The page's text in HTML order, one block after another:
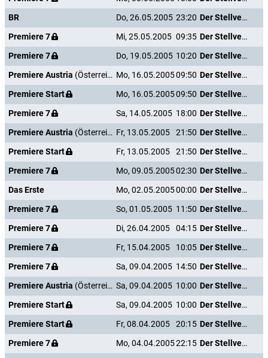
BR
Do, 26.05.2005 23:20
Der Stellvertreter
Premiere 7
Mi, 25.05.2005 09:35
Der Stellvertreter
Premiere 7
Do, 19.05.2005 10:20
Der Stellvertreter
Premiere Austria (Österreich) Mo, 16.05.200509:50
Der Stellvertreter
Premiere Start
Mo, 16.05.200509:50
Der Stellvertreter
Premiere 7
Sa, 14.05.2005 18:00
Der Stellvertreter
Premiere Austria (Österreich) Fr, 13.05.2005 21:50
Der Stellvertreter
Premiere Start
Fr, 13.05.2005 21:50
Der Stellvertreter
Premiere 7
Mo, 09.05.200502:30
Der Stellvertreter
Das Erste
Mo, 02.05.200500:00
Der Stellvertreter
Premiere 7
So, 01.05.2005 11:50
Der Stellvertreter
Premiere 7
Di, 26.04.2005 04:15
Der Stellvertreter
Premiere 7
Fr, 15.04.2005 10:05
Der Stellvertreter
Premiere 7
Sa, 09.04.2005 14:50
Der Stellvertreter
Premiere Austria (Österreich) Sa, 09.04.2005 10:00
Der Stellvertreter
Premiere Start
Sa, 09.04.2005 10:00
Der Stellvertreter
Premiere Start
Fr, 08.04.2005 20:15
Der Stellvertreter
Premiere 7
Mo, 04.04.200522:15
Der Stellvertreter